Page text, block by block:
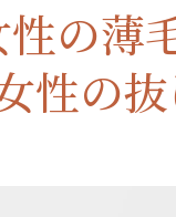
性の薄
性の